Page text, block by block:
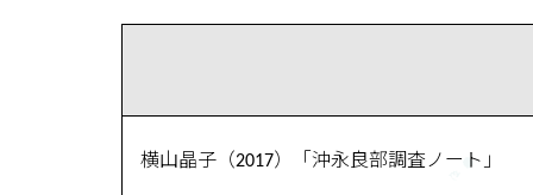
横山晶子（2017）「沖永良部調査ノート」